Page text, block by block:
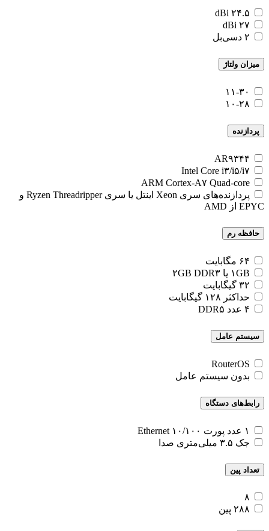
۲۴.۵ dBi
۲۷ dBi
۲ دسی‌بل
میزان ولتاژ
۱۱-۳۰
۱۰-۲۸
پردازنده
AR۹۳۴۴
Intel Core i۳/i۵/i۷
ARM Cortex-A۷ Quad-core
پردازنده‌های سری Xeon اینتل یا سری Ryzen Threadripper و
EPYC از AMD
حافظه رم
۶۴ مگابایت
۱GB یا ۲GB DDR۳
۳۲ گیگابایت
حداکثر ۱۲۸ گیگابایت
۴ عدد DDR۵
سیستم عامل
RouterOS
بدون سیستم عامل
رابط‌های دستگاه
۱ عدد پورت ۱۰/۱۰۰ Ethernet
جک ۳.۵ میلی‌متری صدا
تعداد پین
۸
۲۸۸ پین